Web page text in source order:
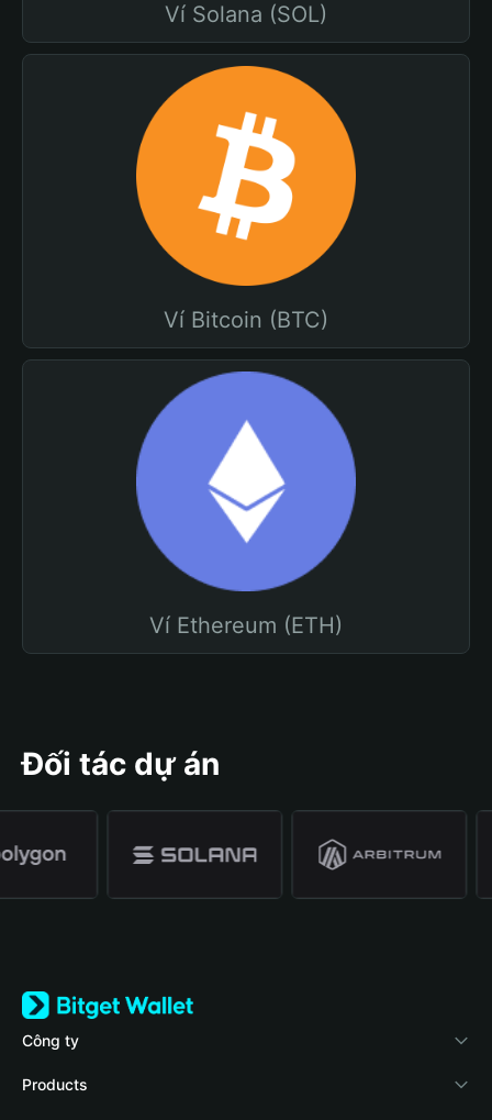
Ví Solana (SOL)
Ví Bitcoin (BTC)
Ví Ethereum (ETH)
Đối tác dự án
Công ty
Về Bitget Wallet
Products